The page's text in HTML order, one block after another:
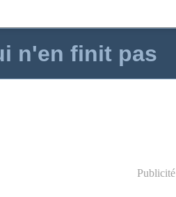
n'en finit pas
Publicité